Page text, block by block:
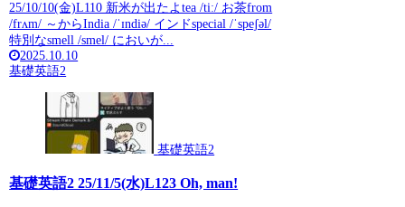
25/10/10(金)L110 新米が出たよtea /tiː/ お茶from
/frʌm/ ～からIndia /ˈɪndiə/ インドspecial /ˈspeʃəl/
特別なsmell /smel/ においが...
2025.10.10
基礎英語2
基礎英語2
基礎英語2 25/11/5(水)L123 Oh, man!